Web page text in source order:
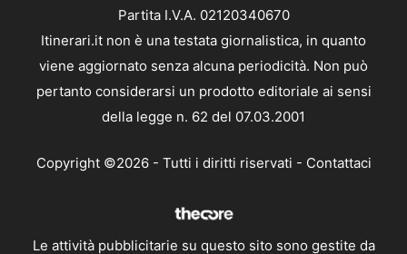
Partita I.V.A. 02120340670
Itinerari.it non è una testata giornalistica, in quanto
viene aggiornato senza alcuna periodicità. Non può
pertanto considerarsi un prodotto editoriale ai sensi
della legge n. 62 del 07.03.2001
Copyright ©2026 - Tutti i diritti riservati - Contattaci
Le attività pubblicitarie su questo sito sono gestite da